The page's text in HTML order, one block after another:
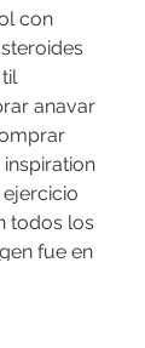
con
anavar
todos los
fue en